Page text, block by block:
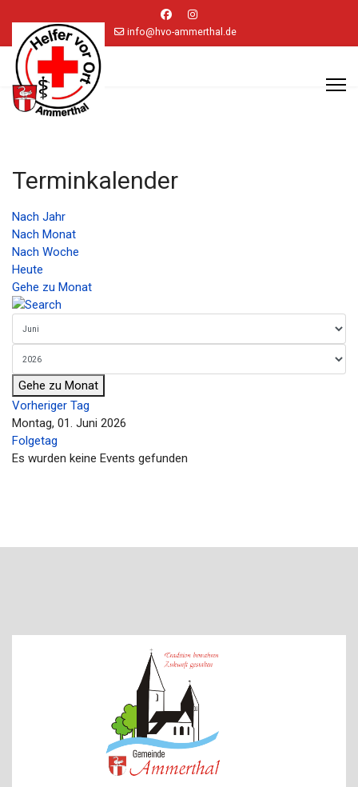
info@hvo-ammerthal.de
Terminkalender
Nach Jahr
Nach Monat
Nach Woche
Heute
Gehe zu Monat
Gehe zu Monat
Vorheriger Tag
Montag, 01. Juni 2026
Folgetag
Es wurden keine Events gefunden